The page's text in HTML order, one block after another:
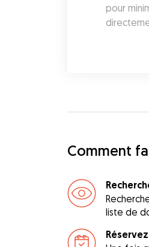
pour
Comment
liste de